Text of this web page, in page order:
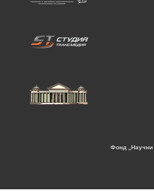
Фонд „Научни